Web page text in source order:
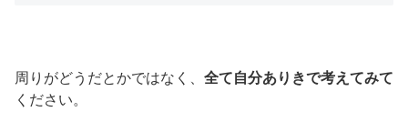
周りがどうだとかではなく、 全て自分ありきで考えてみて
ください。